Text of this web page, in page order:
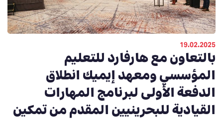
19.02.2025
بالتعاون مع هارفارد للتعليم
المؤسسي ومعهد إيميك انطلاق
الدفعة الأولى لبرنامج المهارات
القيادية للبحرينيين المقدم من تمكين